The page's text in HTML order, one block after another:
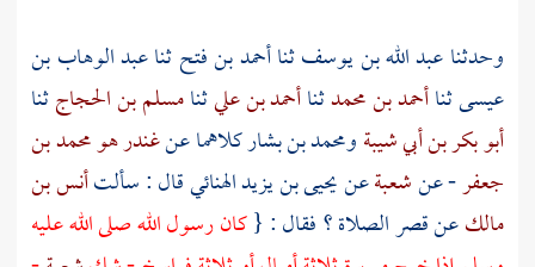
وحدثناعبد الله بن يوسفثناأحمد بن فتحثناعبد الوهاب بن
عيسىثناأحمد بن محمدثناأحمد بن عليثنامسلم بن الحجاجثنا
أبو بكر بن أبي شيبةومحمد بن بشاركلاهما عنغندر هو محمد بن
جعفر- عنشعبةعنيحيى بن يزيد الهنائيقال : سألتأنس بن
مالكعن قصر الصلاة ؟ فقال : {كان رسول الله صلى الله عليه